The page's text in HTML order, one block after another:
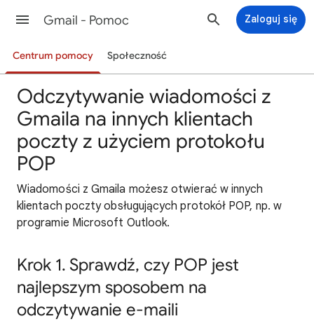
Gmail - Pomoc Zaloguj się
Centrum pomocy Społeczność
Odczytywanie wiadomości z
Gmaila na innych klientach
poczty z użyciem protokołu
POP
Wiadomości z Gmaila możesz otwierać w innych
klientach poczty obsługujących protokół POP, np. w
programie Microsoft Outlook.
Krok 1. Sprawdź, czy POP jest
najlepszym sposobem na
odczytywanie e-maili